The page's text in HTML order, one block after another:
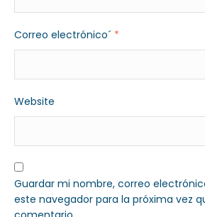
Correo electrónico´ *
Website
Guardar mi nombre, correo
este navegador para la próxima vez